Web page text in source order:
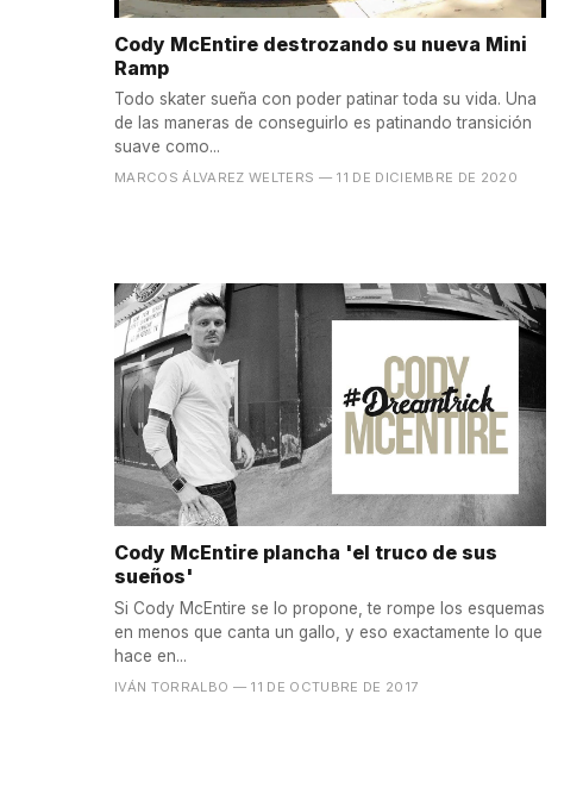
Cody McEntire destrozando su nueva Mini
Ramp
Todo skater sueña con poder patinar toda su vida. Una
de las maneras de conseguirlo es patinando transición
suave como...
MARCOS ÁLVAREZ WELTERS — 11 DE DICIEMBRE DE 2020
Cody McEntire plancha 'el truco de sus
sueños'
Si Cody McEntire se lo propone, te rompe los esquemas
en menos que canta un gallo, y eso exactamente lo que
hace en...
IVÁN TORRALBO — 11 DE OCTUBRE DE 2017